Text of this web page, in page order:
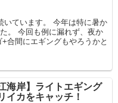
いています。 今年は特に暑か
。 今回も例に漏れず、夜か
合間にエギングもやろうかと
海岸】ライトエギング
イカをキャッチ！